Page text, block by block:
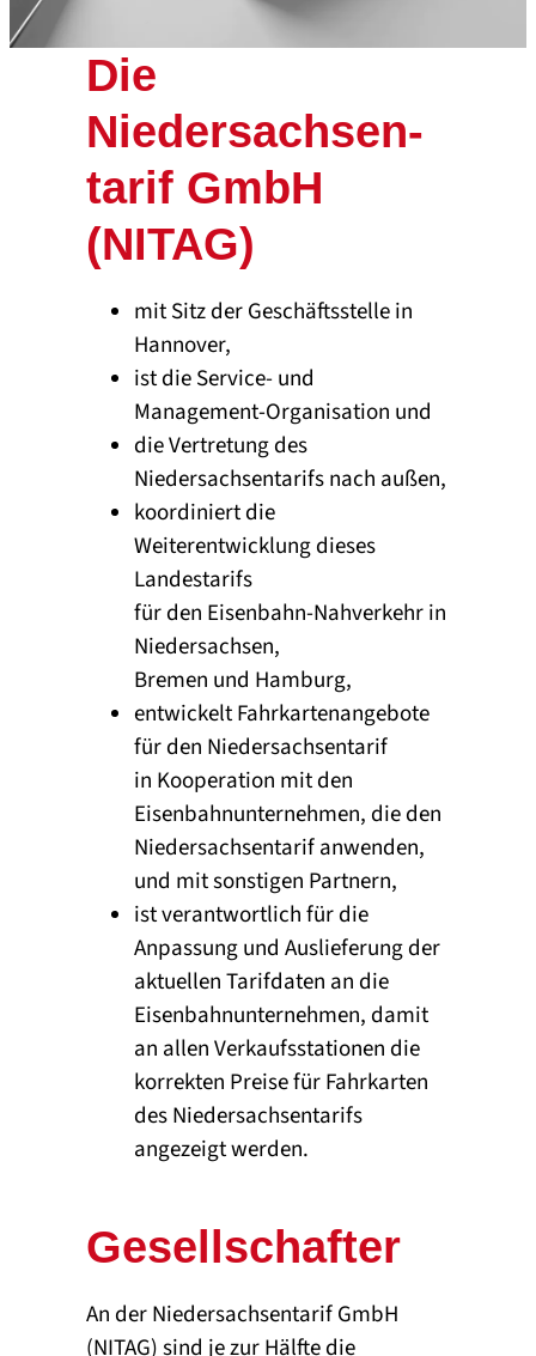
Die
Niedersachsen­
tarif GmbH
(NITAG)
mit Sitz der Geschäftsstelle in
Hannover,
ist die Service- und
Management-Organisation und
die Vertretung des
Niedersachsentarifs nach außen,
koordiniert die
Weiterentwicklung dieses
Landestarifs
für den Eisenbahn-Nahverkehr in
Niedersachsen,
Bremen und Hamburg,
entwickelt Fahrkartenangebote
für den Niedersachsentarif
in Kooperation mit den
Eisenbahnunternehmen, die den
Niedersachsentarif anwenden,
und mit sonstigen Partnern,
ist verantwortlich für die
Anpassung und Auslieferung der
aktuellen Tarifdaten an die
Eisenbahnunternehmen, damit
an allen Verkaufsstationen die
korrekten Preise für Fahrkarten
des Niedersachsentarifs
angezeigt werden.
Gesellschafter
An der Niedersachsentarif GmbH
(NITAG) sind je zur Hälfte die